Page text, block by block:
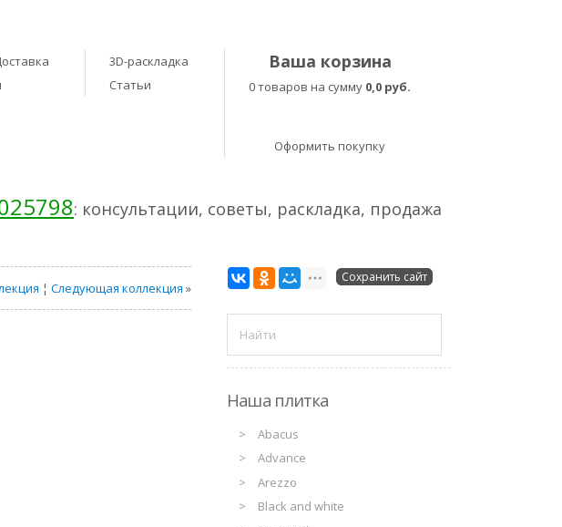
3D-раскладка
Статьи
Ваша корзина
0 товаров на сумму 0,0 руб.
Оформить покупку
: консультации, советы, раскладка, продажа
¦Следующая коллекция »
Сохранить сайт
Наша плитка
Abacus
Advance
Arezzo
Black and white